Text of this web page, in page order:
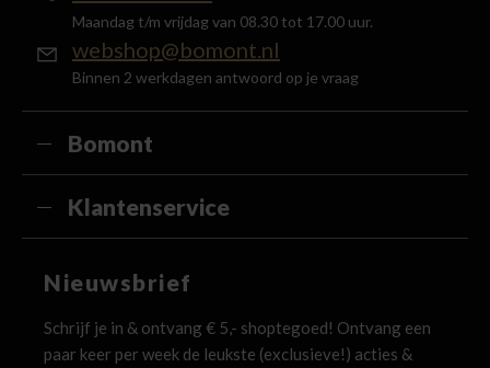
Maandag t/m vrijdag van 08.30 tot 17.00 uur.
webshop@bomont.nl
Binnen 2 werkdagen antwoord op je vraag
Bomont
Klantenservice
Nieuwsbrief
Schrijf je in & ontvang € 5,- shoptegoed! Ontvang een
paar keer per week de leukste (exclusieve!) acties &